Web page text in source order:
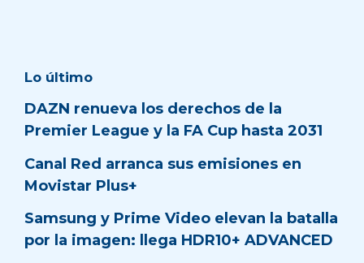
Lo último
DAZN renueva los derechos de la
Premier League y la FA Cup hasta 2031
Canal Red arranca sus emisiones en
Movistar Plus+
Samsung y Prime Video elevan la batalla
por la imagen: llega HDR10+ ADVANCED